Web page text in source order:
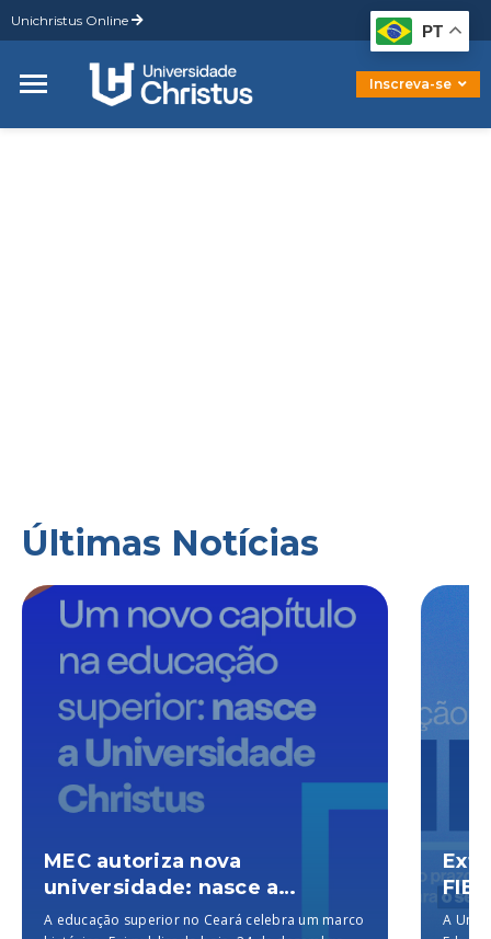
Unichristus Online
Inscreva-se
Graduação
Pós-Graduação
Mestrado
Doutorado
Últimas Notícias
MEC autoriza nova
universidade: nasce a
Universidade Christus, a
A educação superior no Ceará celebra um marco
FIES
A
PT